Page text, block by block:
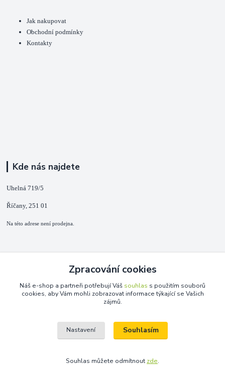
Jak nakupovat
Obchodní podmínky
Kontakty
Kde nás najdete
Uhelná 719/5
Říčany, 251 01
Na této adrese není prodejna.
+420 725 889 873
(Po-Ne, 9-18 hod.)
Zpracování cookies
Náš e-shop a partneři potřebují Váš souhlas s použitím souborů
cookies, aby Vám mohli zobrazovat informace týkající se Vašich
zájmů.
Nastavení Souhlasím
Souhlas můžete odmítnout zde.